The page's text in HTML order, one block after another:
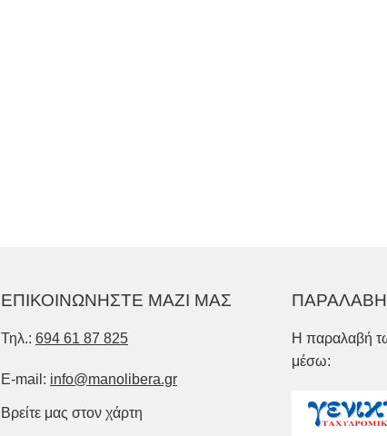
ΕΠΙΚΟΙΝΩΝΗΣΤΕ ΜΑΖΙ ΜΑΣ
Τηλ.: 694 61 87 825
E-mail: info@manolibera.gr
Βρείτε μας στον χάρτη
Η παραλαβή
μέσω: